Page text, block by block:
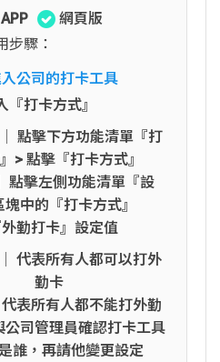
網頁版
步驟：
公司的打卡工具
『打卡方式』
點擊下方功能清單『打
> 點擊『打卡方式』
點擊左側功能清單『設
塊中的『打卡方式』
勤打卡』設定值
代表所有人都可以打外
勤卡
表所有人都不能打外勤
公司管理員確認打卡工具
誰，再請他變更設定